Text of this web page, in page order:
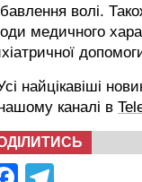
волі.
медичного
найцікавіші
каналі в